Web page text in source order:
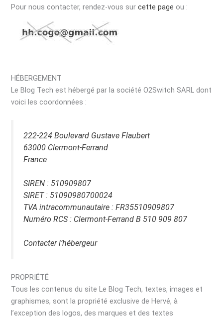
Pour nous contacter, rendez-vous surcette page ou :
HÉBERGEMENT
Le Blog Tech est hébergé par la société O2Switch SARL dont
voici les coordonnées :
222-224 Boulevard Gustave Flaubert
63000 Clermont-Ferrand
France
SIREN : 510909807
SIRET : 51090980700024
TVA intracommunautaire : FR35510909807
Numéro RCS : Clermont-Ferrand B 510 909 807
Contacter l’hébergeur
PROPRIÉTÉ
Tous les contenus du site Le Blog Tech, textes, images et
graphismes, sont la propriété exclusive de Hervé, à
l’exception des logos, des marques et des textes